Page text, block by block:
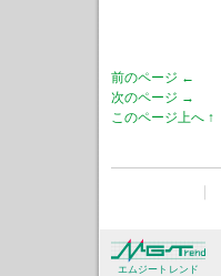
前のページ ←
次のページ →
このページ上へ ↑
エムジートレンド